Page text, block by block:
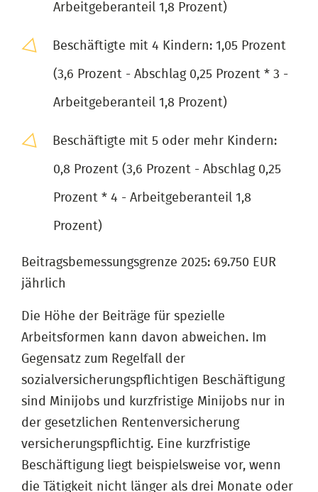
Arbeitgeberanteil 1,8 Prozent)
Beschäftigte mit 4 Kindern: 1,05 Prozent
(3,6 Prozent - Abschlag 0,25 Prozent * 3 -
Arbeitgeberanteil 1,8 Prozent)
Beschäftigte mit 5 oder mehr Kindern:
0,8 Prozent (3,6 Prozent - Abschlag 0,25
Prozent * 4 - Arbeitgeberanteil 1,8
Prozent)
Beitragsbemessungsgrenze 2025: 69.750 EUR
jährlich
Die Höhe der Beiträge für spezielle
Arbeitsformen kann davon abweichen. Im
Gegensatz zum Regelfall der
sozialversicherungspflichtigen Beschäftigung
sind Minijobs und kurzfristige Minijobs nur in
der gesetzlichen Rentenversicherung
versicherungspflichtig. Eine kurzfristige
Beschäftigung liegt beispielsweise vor, wenn
die Tätigkeit nicht länger als drei Monate oder